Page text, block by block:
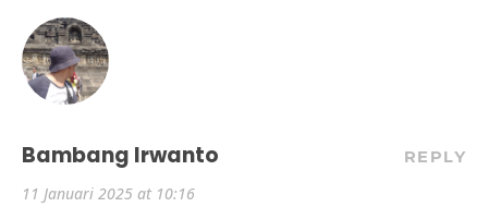
Bambang Irwanto
11 Januari 2025 at 10:16
REPLY